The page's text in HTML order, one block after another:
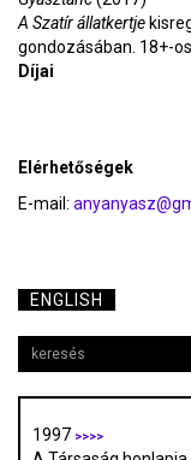
A Szatír állatkertje
gondozásában. 18+-
Díjai
Elérhetőségek
E-mail:
ENGLISH
1997 >>>>